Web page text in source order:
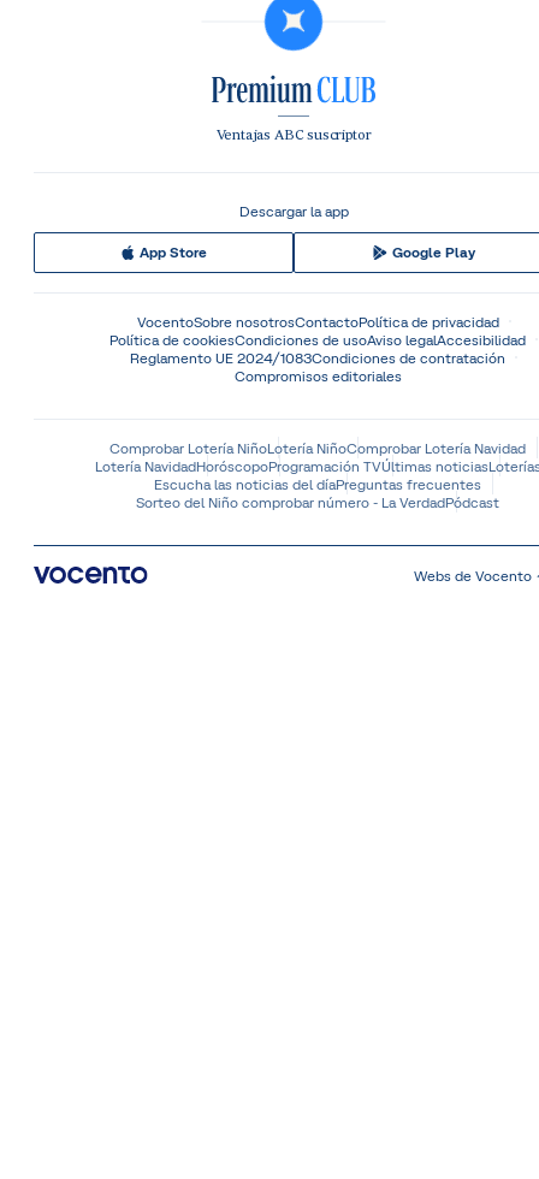
Ventajas ABC suscriptor
Descargar la app
App Store Google Play
VocentoSobre nosotrosContactoPolítica de privacidad
Política de cookiesCondiciones de usoAviso legalAccesibilidad
Reglamento UE 2024/1083Condiciones de contratación
Compromisos editoriales
Comprobar Lotería NiñoLotería NiñoComprobar Lotería Navidad
Lotería NavidadHoróscopoProgramación TVÚltimas noticias
Escucha las noticias del díaPreguntas frecuentes
Sorteo del Niño comprobar número - La VerdadPódcast
Webs de Vocento